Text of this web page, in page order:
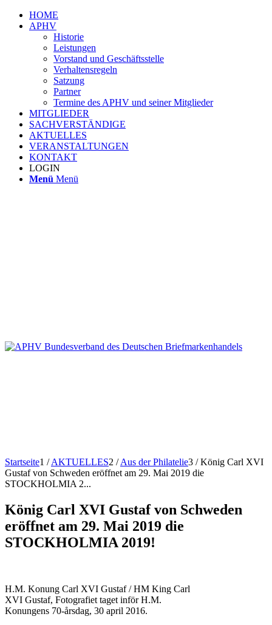
HOME
APHV
Historie
Leistungen
Vorstand und Geschäftsstelle
Verhaltensregeln
Satzung
Partner
Termine des APHV und seiner Mitglieder
MITGLIEDER
SACHVERSTÄNDIGE
AKTUELLES
VERANSTALTUNGEN
KONTAKT
LOGIN
Menü Menü
Startseite1 / AKTUELLES2 / Aus der Philatelie3 / König Carl XVI
Gustaf von Schweden eröffnet am 29. Mai 2019 die
STOCKHOLMIA 2...
König Carl XVI Gustaf von Schweden
eröffnet am 29. Mai 2019 die
STOCKHOLMIA 2019!
H.M. Konung Carl XVI Gustaf / HM King Carl
XVI Gustaf, Fotografiet taget inför H.M.
Konungens 70-årsdag, 30 april 2016.